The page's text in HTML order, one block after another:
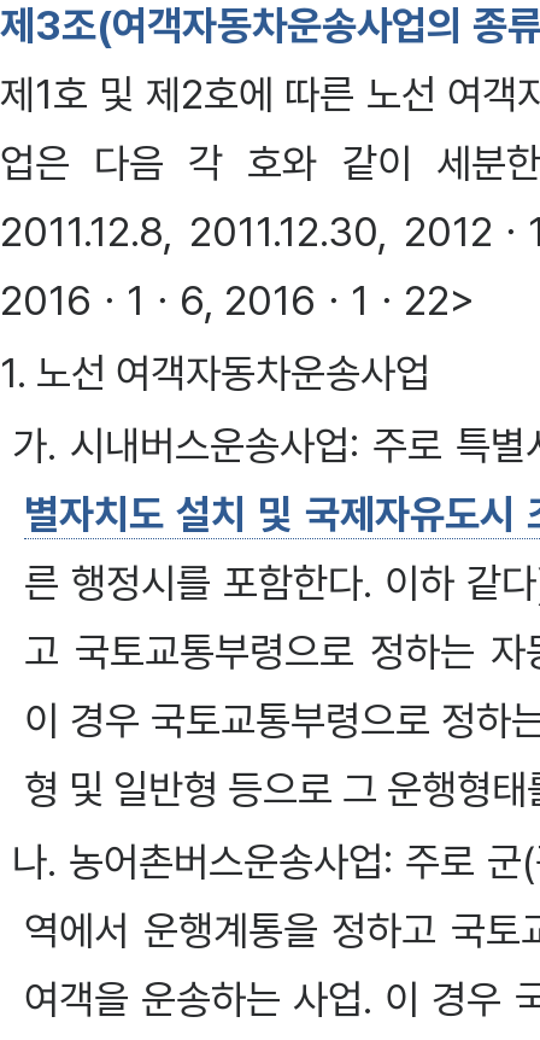
제3조(여객자동차운송사업의 종
제1호 및 제2호에 따른 노선 여객
업은 다음 각 호와 같이 세분
2011.12.8, 2011.12.30, 2012
2016ㆍ1ㆍ6, 2016ㆍ1ㆍ22>
1. 노선 여객자동차운송사업
가. 시내버스운송사업: 주로 특
별자치도 설치 및 국제자유도시
른 행정시를 포함한다. 이하 같
고 국토교통부령으로 정하는
이 경우 국토교통부령으로 정하
형 및 일반형 등으로 그 운행형
나. 농어촌버스운송사업: 주로
역에서 운행계통을 정하고 국
여객을 운송하는 사업. 이 경우